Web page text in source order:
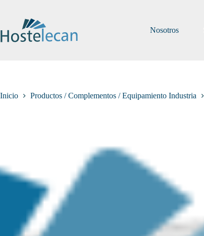
contenido
Nosotros
Inicio Productos / Complementos / Equipamiento Industria